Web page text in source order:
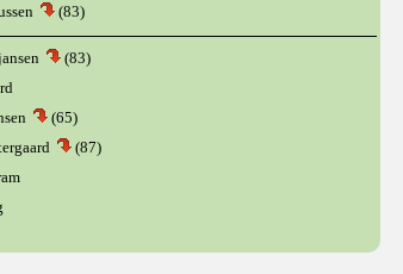
(83)
(83)
(65)
(87)